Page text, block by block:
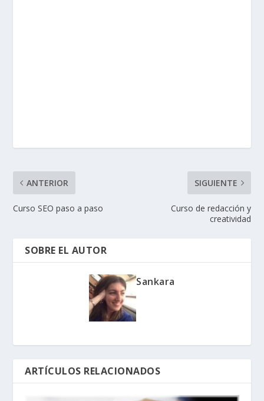
ANTERIOR
Curso SEO paso a paso
SIGUIENTE
Curso de redacción y
creatividad
SOBRE EL AUTOR
Sankara
ARTÍCULOS RELACIONADOS